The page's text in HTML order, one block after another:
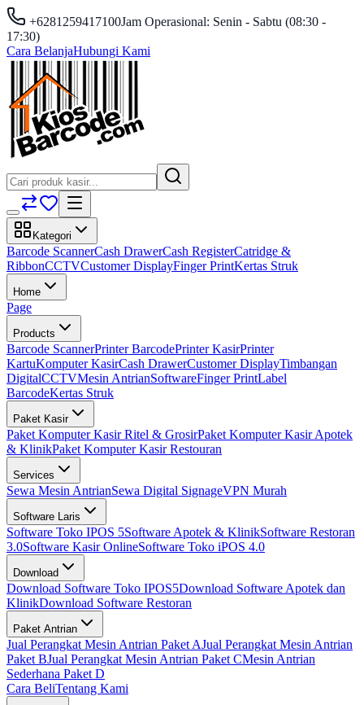
+6281259417100Jam Operasional: Senin - Sabtu (08:30 -
17:30)
Cara BelanjaHubungi Kami
Kategori
Barcode ScannerCash DrawerCash RegisterCatridge &
RibbonCCTVCustomer DisplayFinger PrintKertas Struk
Home
Page
Products
Barcode ScannerPrinter BarcodePrinter KasirPrinter
KartuKomputer KasirCash DrawerCustomer DisplayTimbangan
DigitalCCTVMesin AntrianSoftwareFinger PrintLabel
BarcodeKertas Struk
Paket Kasir
Paket Komputer Kasir Ritel & GrosirPaket Komputer Kasir Apotek
& KlinikPaket Komputer Kasir Restouran
Services
Sewa Mesin AntrianSewa Digital SignageVPN Murah
Software Laris
Software Toko IPOS 5Software Apotek & KlinikSoftware Restoran
3.0Software Kasir OnlineSoftware Toko iPOS 4.0
Download
Download Software Toko IPOS5Download Software Apotek dan
KlinikDownload Software Restoran
Paket Antrian
Jual Perangkat Mesin Antrian Paket AJual Perangkat Mesin Antrian
Paket BJual Perangkat Mesin Antrian Paket CMesin Antrian
Sederhana Paket D
Cara BeliTentang Kami